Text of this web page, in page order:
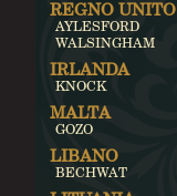
REGNO UNITO
AYLESFORD
WALSINGHAM
IRLANDA
KNOCK
MALTA
GOZO
LIBANO
BECHWAT